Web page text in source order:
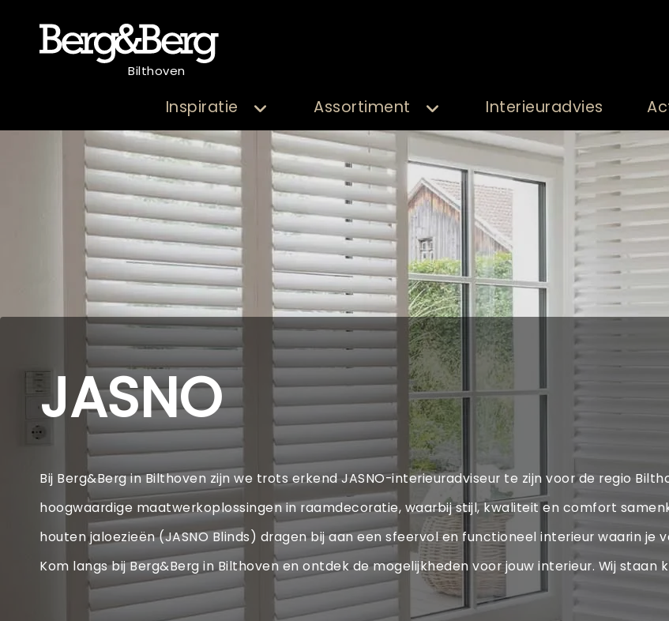
Bilthoven
Inspiratie Assortiment Interieuradvies
JASNO
Bij Berg&Berg in Bilthoven zijn we trots erkend JASNO-interieuradviseur te zijn voor de regio
hoogwaardige maatwerkoplossingen in raamdecoratie, waarbij stijl, kwaliteit en comfort
houten jaloezieën (JASNO Blinds) dragen bij aan een sfeervol en functioneel interieur waarin
Kom langs bij Berg&Berg in Bilthoven en ontdek de mogelijkheden voor jouw interieur. Wij staan